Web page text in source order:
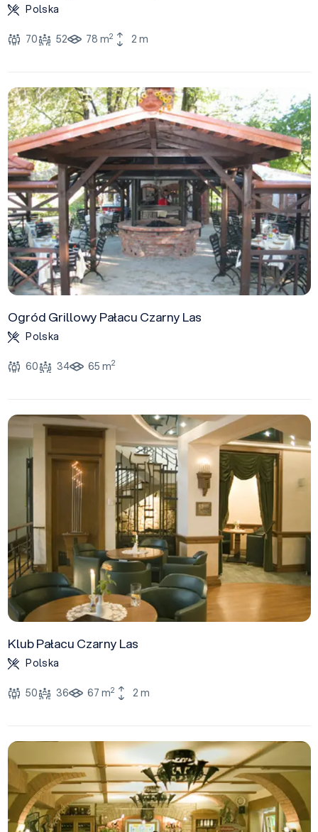
Polska
70 52 78 m2 2 m
Ogród Grillowy Pałacu Czarny Las
Polska
60 34 65 m2
Klub Pałacu Czarny Las
Polska
50 36 67 m2 2 m